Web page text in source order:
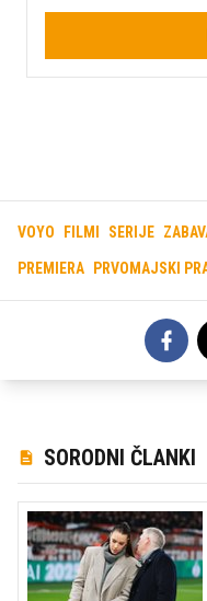
VOYO FILMI SERIJE
PREMIERA PRVOMAJSKI
SORODNI ČLANKI